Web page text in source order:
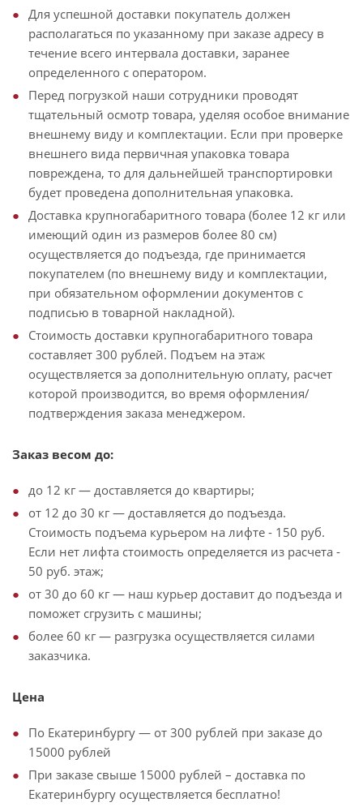
Для успешной доставки покупатель должен
располагаться по указанному при заказе адресу в
течение всего интервала доставки, заранее
определенного с оператором.
Перед погрузкой наши сотрудники проводят
тщательный осмотр товара, уделяя особое внимание
внешнему виду и комплектации. Если при проверке
внешнего вида первичная упаковка товара
повреждена, то для дальнейшей транспортировки
будет проведена дополнительная упаковка.
Доставка крупногабаритного товара (более 12 кг или
имеющий один из размеров более 80 см)
осуществляется до подъезда, где принимается
покупателем (по внешнему виду и комплектации,
при обязательном оформлении документов с
подписью в товарной накладной).
Стоимость доставки крупногабаритного товара
составляет 300 рублей. Подъем на этаж
осуществляется за дополнительную оплату, расчет
которой производится, во время оформления/
подтверждения заказа менеджером.
Заказ весом до:
до 12 кг — доставляется до квартиры;
от 12 до 30 кг — доставляется до подъезда.
Стоимость подъема курьером на лифте - 150 руб.
Если нет лифта стоимость определяется из расчета -
50 руб. этаж;
от 30 до 60 кг — наш курьер доставит до подъезда и
поможет сгрузить с машины;
более 60 кг — разгрузка осуществляется силами
заказчика.
Цена
По Екатеринбургу — от 300 рублей при заказе до
15000 рублей
При заказе свыше 15000 рублей – доставка по
Екатеринбургу осуществляется бесплатно!